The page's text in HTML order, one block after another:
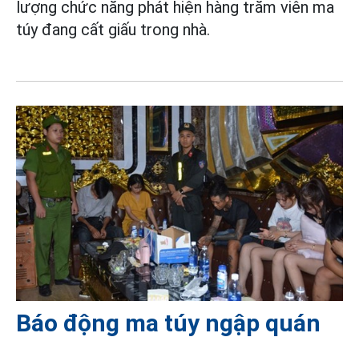
lượng chức năng phát hiện hàng trăm viên ma
túy đang cất giấu trong nhà.
Báo động ma túy ngập quán